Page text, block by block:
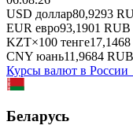
USD доллар80,9293
EUR евро93,1901 RUB
KZT×100 тенге17,1468
CNY юань11,9684 RUB
Курсы валют в России
Беларусь